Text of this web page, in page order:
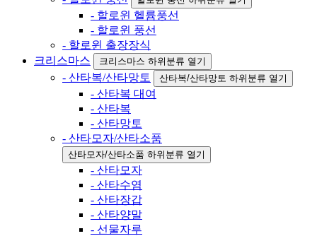
- 할로윈 헬륨풍선
- 할로윈 풍선
- 할로윈 출장장식
크리스마스
크리스마스 하위분류 열기
- 산타복/산타망토 산타복/산타망토 하위분류 열기
- 산타복 대여
- 산타복
- 산타망토
- 산타모자/산타소품
산타모자/산타소품 하위분류 열기
- 산타모자
- 산타수염
- 산타장갑
- 산타양말
- 선물자루